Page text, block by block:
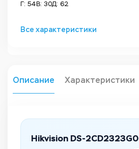
Г: 54В: 30Д: 62
Все характеристики
Описание Характеристики
Hikvision DS-